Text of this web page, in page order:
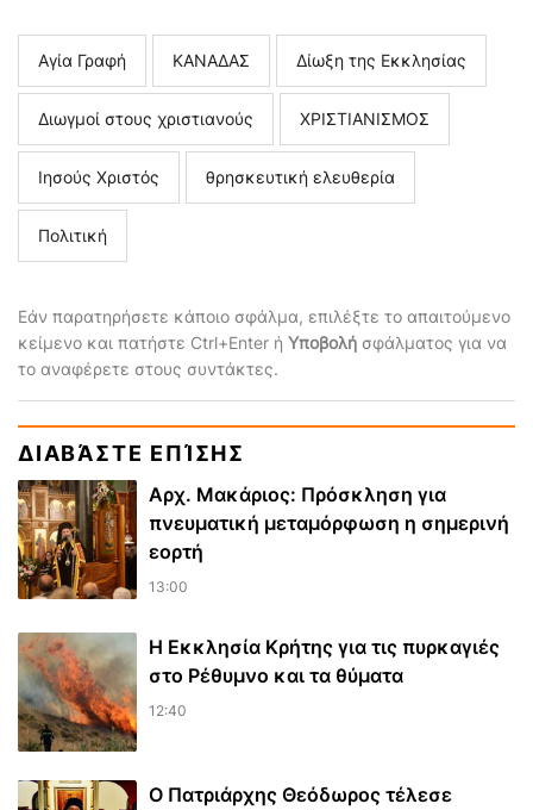
Αγία Γραφή ΚΑΝΑΔΑΣ Δίωξη της Εκκλησίας
Διωγμοί στους χριστιανούς ΧΡΙΣΤΙΑΝΙΣΜΟΣ
Ιησούς Χριστός θρησκευτική ελευθερία
Πολιτική
Εάν παρατηρήσετε κάποιο σφάλμα, επιλέξτε το απαιτούμενο
κείμενο και πατήστε Ctrl+Enter ή Υποβολή σφάλματος για να
το αναφέρετε στους συντάκτες.
ΔΙΑΒΆΣΤΕ ΕΠΊΣΗΣ
Αρχ. Μακάριος: Πρόσκληση για
πνευματική μεταμόρφωση η σημερινή
εορτή
13:00
Η Εκκλησία Κρήτης για τις πυρκαγιές
στο Ρέθυμνο και τα θύματα
12:40
Ο Πατριάρχης Θεόδωρος τέλεσε